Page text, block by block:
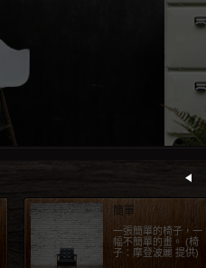
簡單
一張簡單的椅子，一
幅不簡單的畫。 (椅
子：摩登波麗 提供)